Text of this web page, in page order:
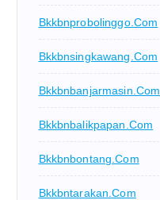
Bkkbnprobolinggo.com
Bkkbnsingkawang.com
Bkkbnbanjarmasin.com
Bkkbnbalikpapan.com
Bkkbnbontang.com
Bkkbntarakan.com